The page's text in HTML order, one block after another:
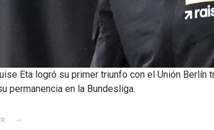
Eta logró su primer triunfo con el Unión Berlín
permanencia en la Bundesliga.